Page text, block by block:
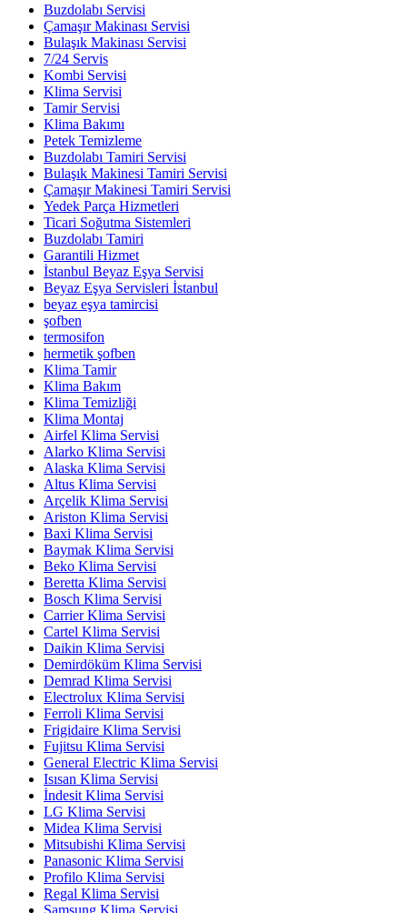
Buzdolabı Servisi
Çamaşır Makinası Servisi
Bulaşık Makinası Servisi
7/24 Servis
Kombi Servisi
Klima Servisi
Tamir Servisi
Klima Bakımı
Petek Temizleme
Buzdolabı Tamiri Servisi
Bulaşık Makinesi Tamiri Servisi
Çamaşır Makinesi Tamiri Servisi
Yedek Parça Hizmetleri
Ticari Soğutma Sistemleri
Buzdolabı Tamiri
Garantili Hizmet
İstanbul Beyaz Eşya Servisi
Beyaz Eşya Servisleri İstanbul
beyaz eşya tamircisi
şofben
termosifon
hermetik şofben
Klima Tamir
Klima Bakım
Klima Temizliği
Klima Montaj
Airfel Klima Servisi
Alarko Klima Servisi
Alaska Klima Servisi
Altus Klima Servisi
Arçelik Klima Servisi
Ariston Klima Servisi
Baxi Klima Servisi
Baymak Klima Servisi
Beko Klima Servisi
Beretta Klima Servisi
Bosch Klima Servisi
Carrier Klima Servisi
Cartel Klima Servisi
Daikin Klima Servisi
Demirdöküm Klima Servisi
Demrad Klima Servisi
Electrolux Klima Servisi
Ferroli Klima Servisi
Frigidaire Klima Servisi
Fujitsu Klima Servisi
General Electric Klima Servisi
Isısan Klima Servisi
İndesit Klima Servisi
LG Klima Servisi
Midea Klima Servisi
Mitsubishi Klima Servisi
Panasonic Klima Servisi
Profilo Klima Servisi
Regal Klima Servisi
Samsung Klima Servisi